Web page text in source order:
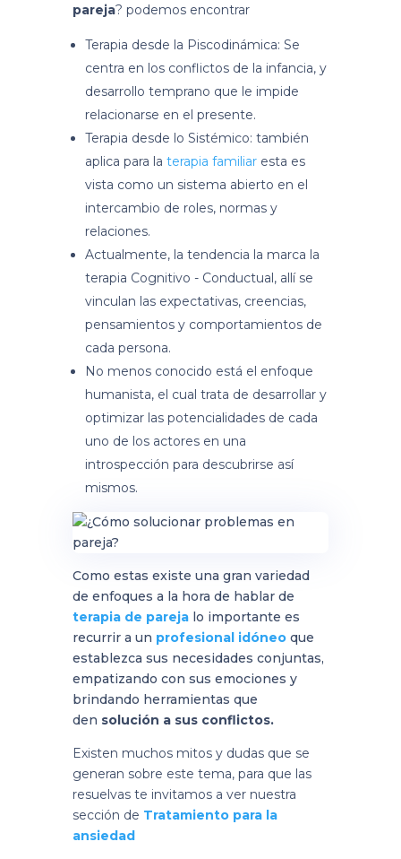
pareja? podemos encontrar
Terapia desde la Piscodinámica: Se
centra en los conflictos de la infancia, y
desarrollo temprano que le impide
relacionarse en el presente.
Terapia desde lo Sistémico: también
aplica para la terapia familiar esta es
vista como un sistema abierto en el
intercambio de roles, normas y
relaciones.
Actualmente, la tendencia la marca la
terapia Cognitivo - Conductual, allí se
vinculan las expectativas, creencias,
pensamientos y comportamientos de
cada persona.
No menos conocido está el enfoque
humanista, el cual trata de desarrollar y
optimizar las potencialidades de cada
uno de los actores en una
introspección para descubrirse así
mismos.
Como estas existe una gran variedad
de enfoques a la hora de hablar de
terapia de parejalo importante es
recurrir a un profesional idóneoque
establezca sus necesidades conjuntas,
empatizando con sus emociones y
brindando herramientas que
den solución a sus conflictos.
Existen muchos mitos y dudas que se
generan sobre este tema, para que las
resuelvas te invitamos a ver nuestra
sección de Tratamiento para la
ansiedad